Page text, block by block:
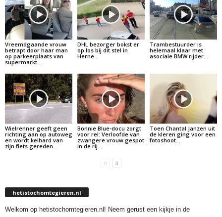
Vreemdgaande vrouw
betrapt door haar man
op parkeerplaats van
supermarkt…
DHL bezorger bokst er
op los bij dit stel in
Herne…
Trambestuurder is
helemaal klaar met
asociale BMW rijder…
Wielrenner geeft geen
richting aan op autoweg
en wordt keihard van
zijn fiets gereden…
Bonnie Blue-docu zorgt
voor rel: Verloofde van
zwangere vrouw gespot
in de rij…
Toen Chantal Janzen uit
de kleren ging voor een
fotoshoot…
hetistochomtegieren.nl
Welkom op hetistochomtegieren.nl! Neem gerust een kijkje in de